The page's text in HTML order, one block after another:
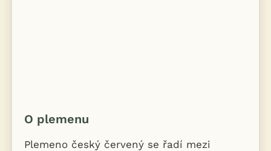
O plemenu
Plemeno český červený se řadí mezi